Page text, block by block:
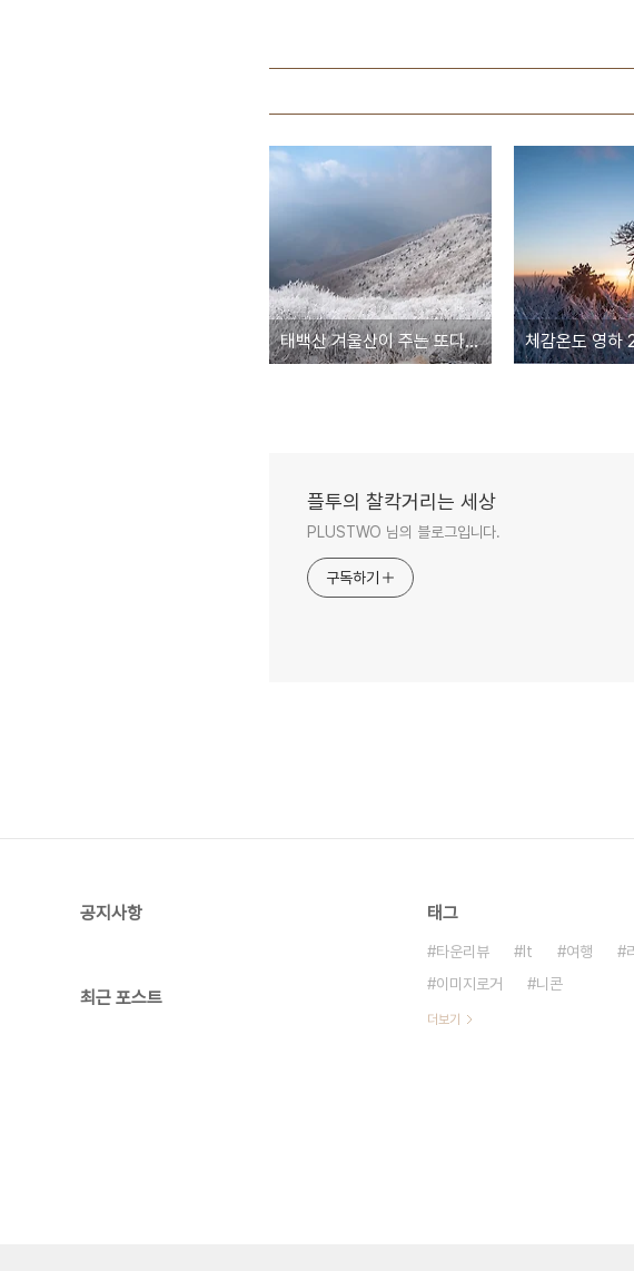
태백산 겨울산이 주는 또다른 묘미, 햇살 찬란한 순백의 상고대를 만나다.
플투의 찰칵거리는 세상
PLUSTWO 님의 블로그입니다.
구독하기
공지사항
최근 포스트
태그
타운리뷰 It 여행
이미지로거
니콘
더보기